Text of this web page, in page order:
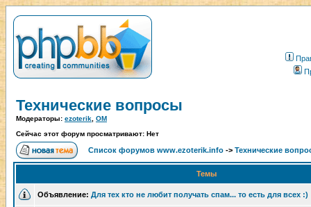
Технические вопросы
Модераторы: ezoterik OM
Сейчас этот форум просматривают: Нет
Список форумов www.ezoterik.info -> Технические
Темы
Объявление: Для тех кто не любит получать спам... то есть для всех :)